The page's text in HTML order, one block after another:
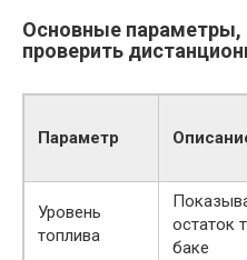
Основные
проверить
Параметр
Уровень
топлива
остаток
баке